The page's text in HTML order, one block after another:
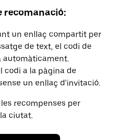
recomanació:
un enllaç compartit per
de text, el codi de
automàticament.
codi a la pàgina de
un enllaç d'invitació.
recompenses per
ciutat.